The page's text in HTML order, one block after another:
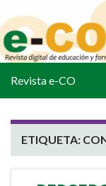
Revista e-CO
ETIQUETA: